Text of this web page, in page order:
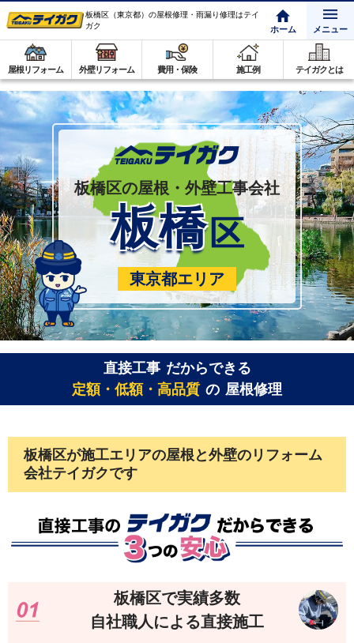
板橋区（東京都）の屋根修理・雨漏り修理はテイ
ガク
ホーム メニュー
屋根リフォーム 外壁リフォーム 費用・保険 施工例 テイガクとは
板橋区の屋根・外壁工事会社
板橋区
東京都エリア
直接工事 だからできる
定額・低額・高品質 の 屋根修理
板橋区が施工エリアの屋根と外壁のリフォーム
会社テイガクです
板橋区で実績多数
自社職人による直接施工